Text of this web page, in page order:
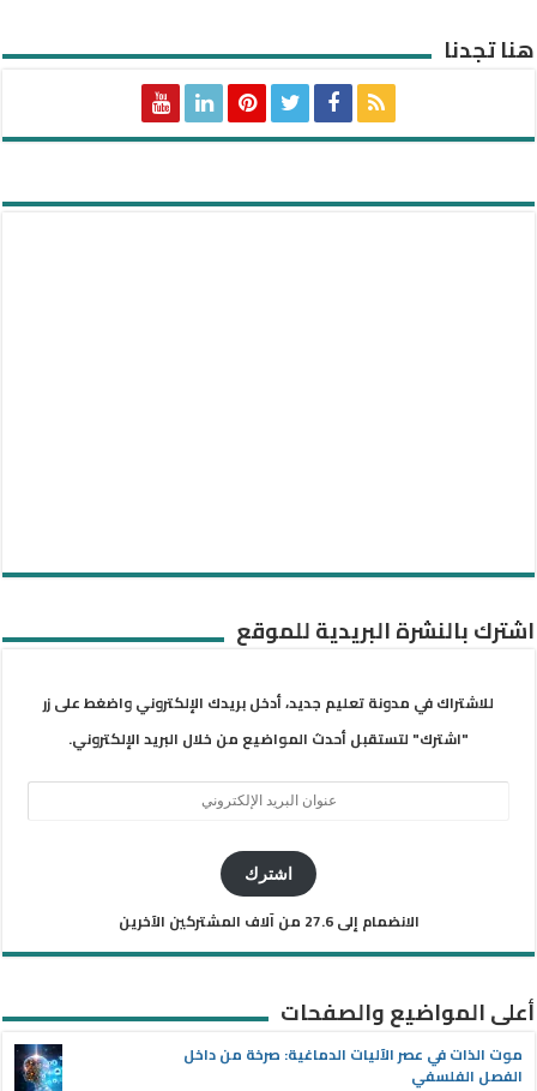
هنا تجدنا
اشترك بالنشرة البريدية للموقع
للاشتراك في مدونة تعليم جديد، أدخل بريدك الإلكتروني واضغط على زر
"اشترك" لتستقبل أحدث المواضيع من خلال البريد الإلكتروني.
اشترك
الانضمام إلى 27.6 من آلاف المشتركين الآخرين
أعلى المواضيع والصفحات
موت الذات في عصر الآليات الدماغية: صرخة من داخل
الفصل الفلسفي